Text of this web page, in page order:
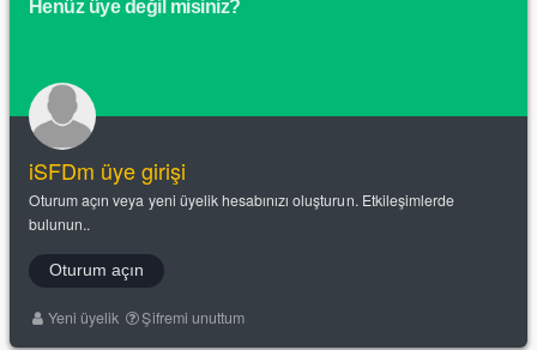
Henüz üye değil misiniz?
iSFDm üye girişi
Oturum açın veya yeni üyelik hesabınızı oluşturun. Etkileşimlerde
bulunun..
Oturum açın
Yeni üyelik Şifremi unuttum